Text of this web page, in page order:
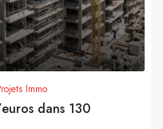
Immo
dans 130